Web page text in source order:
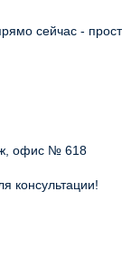
сейчас -
офис № 618
консультации!